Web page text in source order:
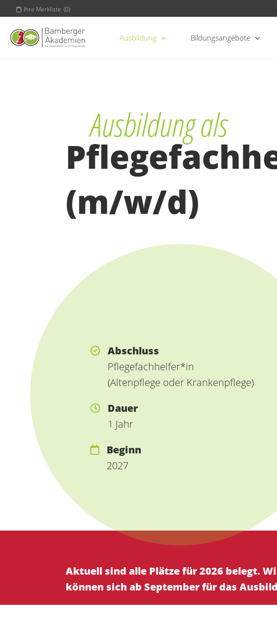
Ihre Merkliste (0)
Ausbildung Bildungsangebote
Ausbildung als
(m/w/d)
Abschluss
Pflegefachhelfer*in
(Altenpflege oder Krankenpflege)
Dauer
1 Jahr
Beginn
2027
Aktuell sind alle Plätze für 2026 belegt.
können sich ab September für das